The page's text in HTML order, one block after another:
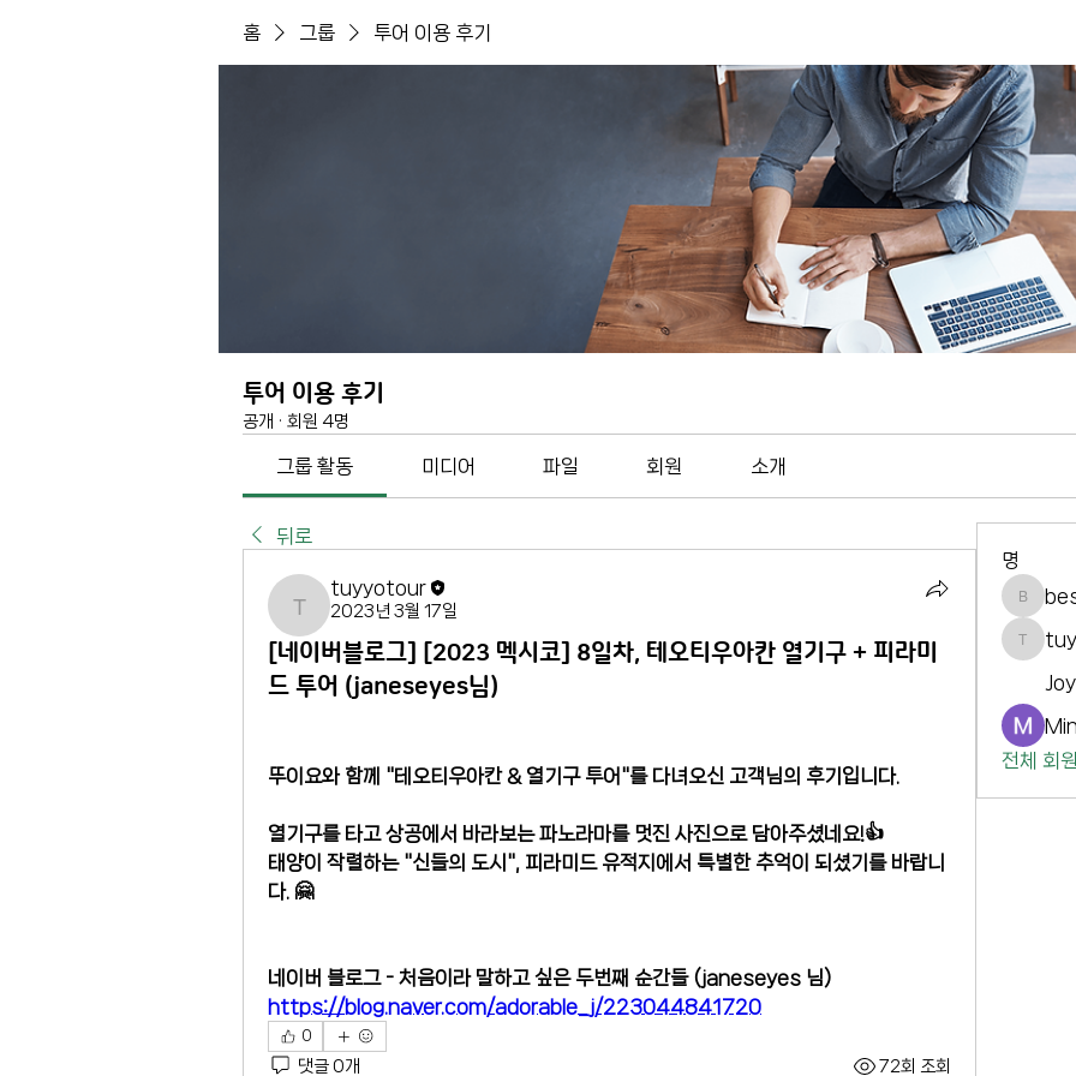
홈 그룹 투어 이용 후기
투어 이용 후기
공개 · 회원 4명
그룹 활동 미디어 파일 회원 소개
뒤로
tuyyotour
tuyyotour
2023년 3월 17일
[네이버블로그] [2023 멕시코] 8일차, 테오티우아칸 열기구 + 피라미
드 투어 (janeseyes님)
뚜이요와 함께 "테오티우아칸 & 열기구 투어"를 다녀오신 고객님의 후기입니다.
열기구를 타고 상공에서 바라보는 파노라마를 멋진 사진으로 담아주셨네요!👍
태양이 작렬하는 "신들의 도시", 피라미드 유적지에서 특별한 추억이 되셨기를 바랍니
다. 🤗
네이버 블로그 - 처음이라 말하고 싶은 두번째 순간들 (janeseyes 님)
https://blog.naver.com/adorable_j/223044841720
0
댓글 0개 72회 조회
명
전체 회